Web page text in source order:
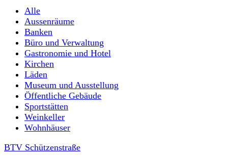
Alle
Aussenräume
Banken
Büro und Verwaltung
Gastronomie und Hotel
Kirchen
Läden
Museum und Ausstellung
Öffentliche Gebäude
Sportstätten
Weinkeller
Wohnhäuser
BTV Schützenstraße